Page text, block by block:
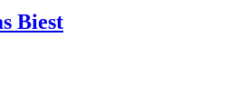
Biest